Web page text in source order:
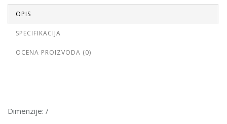
OPIS
SPECIFIKACIJA
OCENA PROIZVODA (0)
Dimenzije: /